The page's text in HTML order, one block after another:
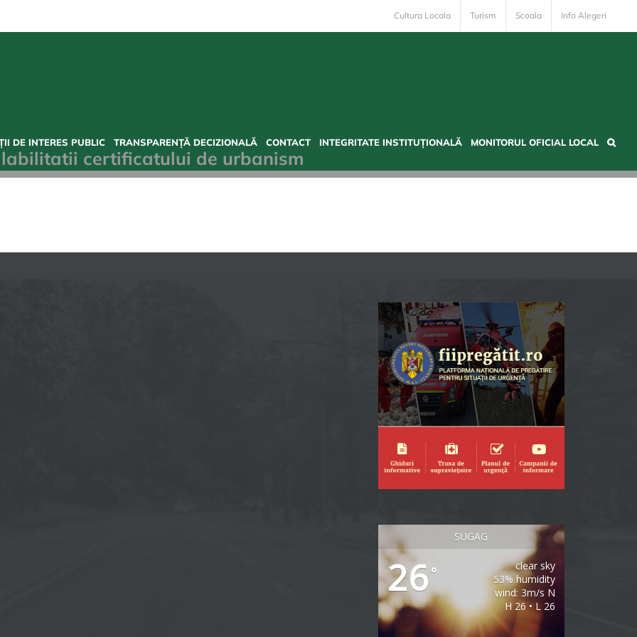
Cultura Locala Turism Scoala Info Alegeri
DE INTERES PUBLIC TRANSPARENȚĂ DECIZIONALĂ CONTACT INTEGRITATE INSTITUȚIONALĂ MONITORUL OFICIAL LOCAL
certificatului de urbanism
SUGAG
26°
clear sky
53% humidity
wind: 3m/s N
H 26 • L 26